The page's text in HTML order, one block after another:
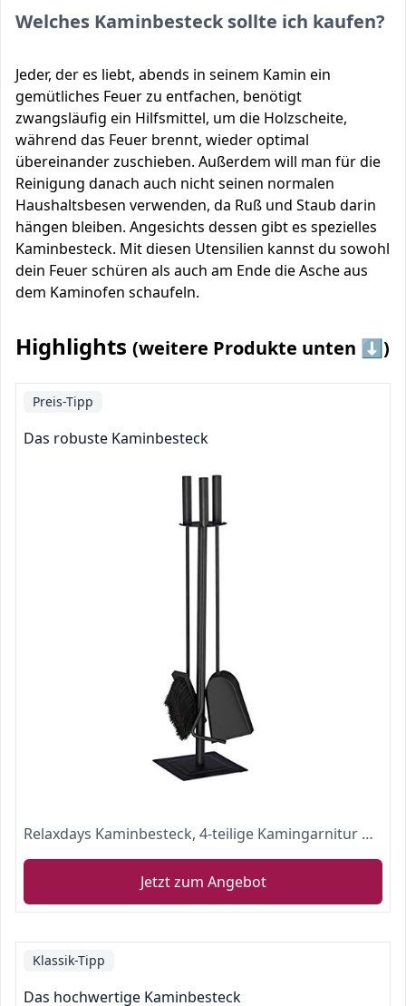
Welches Kaminbesteck sollte ich kaufen?
Jeder, der es liebt, abends in seinem Kamin ein
gemütliches Feuer zu entfachen, benötigt
zwangsläufig ein Hilfsmittel, um die Holzscheite,
während das Feuer brennt, wieder optimal
übereinander zuschieben. Außerdem will man für die
Reinigung danach auch nicht seinen normalen
Haushaltsbesen verwenden, da Ruß und Staub darin
hängen bleiben. Angesichts dessen gibt es spezielles
Kaminbesteck. Mit diesen Utensilien kannst du sowohl
dein Feuer schüren als auch am Ende die Asche aus
dem Kaminofen schaufeln.
Highlights (weitere Produkte unten ⬇️)
Preis-Tipp
Das robuste Kaminbesteck
Relaxdays Kaminbesteck, 4-teilige Kamingarnitur mit Schaufel, Besen, Schürhaken & Halter, Ofenbesteck modern, schwarz, 61 x 15 x 15 cm
Jetzt zum Angebot
Klassik-Tipp
Das hochwertige Kaminbesteck